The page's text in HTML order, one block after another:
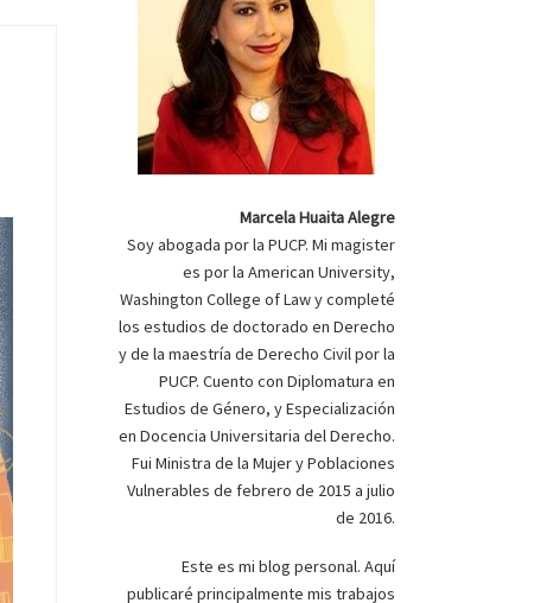
Marcela Huaita Alegre
Soy abogada por la PUCP. Mi magister
es por la American University,
Washington College of Law y completé
los estudios de doctorado en Derecho
y de la maestría de Derecho Civil por la
PUCP. Cuento con Diplomatura en
Estudios de Género, y Especialización
en Docencia Universitaria del Derecho.
Fui Ministra de la Mujer y Poblaciones
Vulnerables de febrero de 2015 a julio
de 2016.
Este es mi blog personal. Aquí
publicaré principalmente mis trabajos